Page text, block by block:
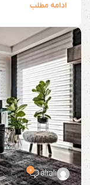
ادامه مطلب
aliali
0